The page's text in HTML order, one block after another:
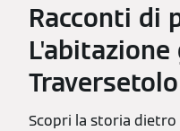
Racconti di
L'abitazione
Traversetolo
Scopri la storia dietro